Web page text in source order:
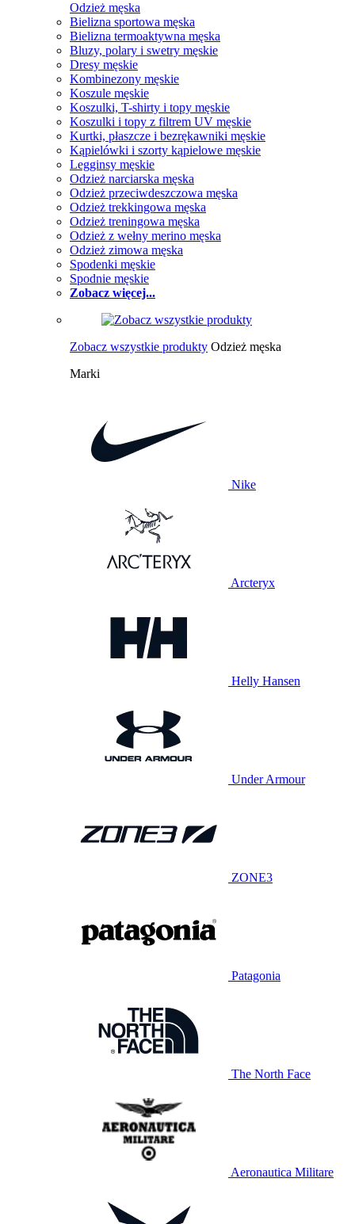
Odzież męska
Bielizna sportowa męska
Bielizna termoaktywna męska
Bluzy, polary i swetry męskie
Dresy męskie
Kombinezony męskie
Koszule męskie
Koszulki, T-shirty i topy męskie
Koszulki i topy z filtrem UV męskie
Kurtki, płaszcze i bezrękawniki męskie
Kąpielówki i szorty kąpielowe męskie
Legginsy męskie
Odzież narciarska męska
Odzież przeciwdeszczowa męska
Odzież trekkingowa męska
Odzież treningowa męska
Odzież z wełny merino męska
Odzież zimowa męska
Spodenki męskie
Spodnie męskie
Zobacz więcej...
Zobacz wszystkie produkty Odzież męska
Marki
Nike
Arcteryx
Helly Hansen
Under Armour
ZONE3
Patagonia
The North Face
Aeronautica Militare